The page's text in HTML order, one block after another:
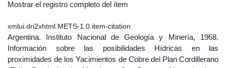
Mostrar el registro completo del ítem
xmlui.dri2xhtml.METS-1.0.item-citation
Argentina. Instituto Nacional de Geología y Minería, 1968.
Información sobre las posibilidades Hídricas en las
proximidades de los Yacimientos de Cobre del Plan Cordillerano